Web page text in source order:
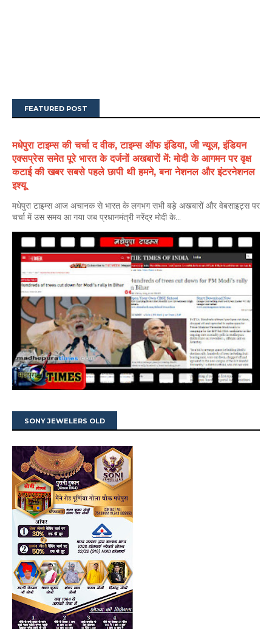
FEATURED POST
मधेपुरा टाइम्स की चर्चा द वीक, टाइम्स ऑफ इंडिया, जी न्यूज, इंडियन
एक्सप्रेस समेत पूरे भारत के दर्जनों अखबारों में: मोदी के आगमन पर वृक्ष
कटाई की खबर सबसे पहले छापी थी हमने, बना नेशनल और इंटरनेशनल
इश्यू
मधेपुरा टाइम्स आज अचानक से भारत के लगभग सभी बड़े अखबारों और वेबसाइट्स पर
चर्चा में उस समय आ गया जब प्रधानमंत्री नरेंद्र मोदी के...
SONY JEWELERS OLD